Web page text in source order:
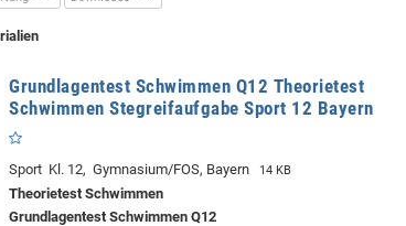
Grundlagentest Schwimmen Q12 Theorietest
Schwimmen Stegreifaufgabe Sport 12 Bayern
Sport Kl. 12, Gymnasium/FOS, Bayern 14 KB
Theorietest Schwimmen
Grundlagentest Schwimmen Q12